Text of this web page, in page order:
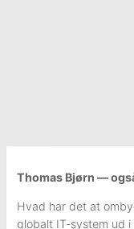
Thomas Bjørn —
Hvad har det at
globalt IT-system ud